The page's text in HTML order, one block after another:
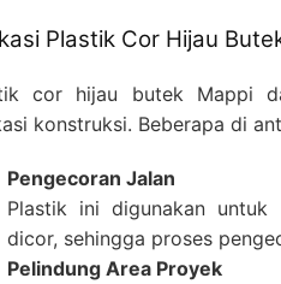
Plastik Cor Hijau
cor hijau butek Mappi
konstruksi. Beberapa di
Pengecoran Jalan
Plastik ini digunakan untuk
dicor, sehingga proses
Pelindung Area Proyek